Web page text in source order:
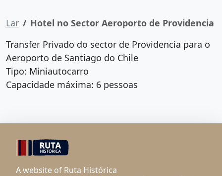
Lar
Hotel no Sector Aeroporto de Providencia
Transfer Privado do sector de Providencia para o
Aeroporto de Santiago do Chile
Tipo: Miniautocarro
Capacidade máxima: 6 pessoas
A website of Ruta Histórica